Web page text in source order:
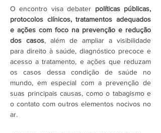
O encontro visa debater políticas públicas,
protocolos clínicos, tratamentos adequados
e ações com foco na prevenção e redução
dos casos, além de ampliar a visibilidade
para direito à saúde, diagnóstico precoce e
acesso a tratamento, e ações que reduzam
os casos dessa condição de saúde no
mundo, em especial com a prevenção de
suas principais causas, como o tabagismo e
o contato com outros elementos nocivos no
ar.